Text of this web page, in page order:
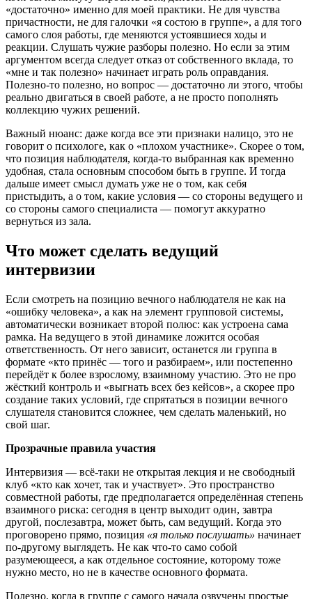
«достаточно» именно для моей практики. Не для чувства
причастности, не для галочки «я состою в группе», а для того
самого слоя работы, где меняются устоявшиеся ходы и
реакции. Слушать чужие разборы полезно. Но если за этим
аргументом всегда следует отказ от собственного вклада, то
«мне и так полезно» начинает играть роль оправдания.
Полезно-то полезно, но вопрос — достаточно ли этого, чтобы
реально двигаться в своей работе, а не просто пополнять
коллекцию чужих решений.
Важный нюанс: даже когда все эти признаки налицо, это не
говорит о психологе, как о «плохом участнике». Скорее о том,
что позиция наблюдателя, когда-то выбранная как временно
удобная, стала основным способом быть в группе. И тогда
дальше имеет смысл думать уже не о том, как себя
пристыдить, а о том, какие условия — со стороны ведущего и
со стороны самого специалиста — помогут аккуратно
вернуться из зала.
Что может сделать ведущий
интервизии
Если смотреть на позицию вечного наблюдателя не как на
«ошибку человека», а как на элемент групповой системы,
автоматически возникает второй полюс: как устроена сама
рамка. На ведущего в этой динамике ложится особая
ответственность. От него зависит, останется ли группа в
формате «кто принёс — того и разбираем», или постепенно
перейдёт к более взрослому, взаимному участию. Это не про
жёсткий контроль и «выгнать всех без кейсов», а скорее про
создание таких условий, где спрятаться в позиции вечного
слушателя становится сложнее, чем сделать маленький, но
свой шаг.
Прозрачные правила участия
Интервизия — всё-таки не открытая лекция и не свободный
клуб «кто как хочет, так и участвует». Это пространство
совместной работы, где предполагается определённая степень
взаимного риска: сегодня в центр выходит один, завтра
другой, послезавтра, может быть, сам ведущий. Когда это
проговорено прямо, позиция «я только послушать» начинает
по-другому выглядеть. Не как что-то само собой
разумеющееся, а как отдельное состояние, которому тоже
нужно место, но не в качестве основного формата.
Полезно, когда в группе с самого начала озвучены простые